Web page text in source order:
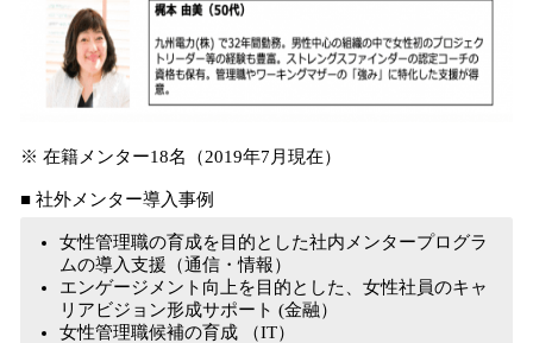
※ 在籍メンター18名（2019年7月現在）
■ 社外メンター導入事例
女性管理職の育成を目的とした社内メンタープログラ
ムの導入支援（通信・情報）
エンゲージメント向上を目的とした、女性社員のキャ
リアビジョン形成サポート (金融）
女性管理職候補の育成 （IT）